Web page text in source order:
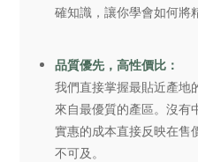
確知識，讓你學會如何將
品質優先，高性價比：
我們直接掌握最貼近產地
來自最優質的產區。沒有
實惠的成本直接反映在售
不可及。